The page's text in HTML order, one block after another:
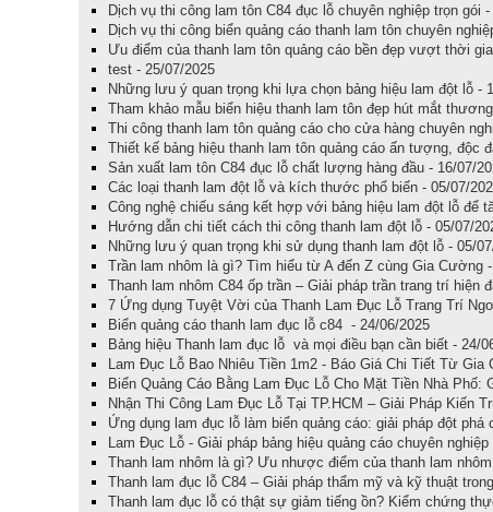
Dịch vụ thi công lam tôn C84 đục lỗ chuyên nghiệp trọn gói
Dịch vụ thi công biển quảng cáo thanh lam tôn chuyên
Ưu điểm của thanh lam tôn quảng cáo bền đẹp vượt thời
test - 25/07/2025
Những lưu ý quan trọng khi lựa chọn bảng hiệu lam đột lỗ -
Tham khảo mẫu biển hiệu thanh lam tôn đẹp hút mắt
Thi công thanh lam tôn quảng cáo cho cửa hàng chuyên
Thiết kế bảng hiệu thanh lam tôn quảng cáo ấn tượng, độc
Sản xuất lam tôn C84 đục lỗ chất lượng hàng đầu - 16/07/
Các loại thanh lam đột lỗ và kích thước phổ biến - 05/07/
Công nghệ chiếu sáng kết hợp với bảng hiệu lam đột lỗ để
Hướng dẫn chi tiết cách thi công thanh lam đột lỗ - 05/07/
Những lưu ý quan trọng khi sử dụng thanh lam đột lỗ - 05/
Trần lam nhôm là gì? Tìm hiểu từ A đến Z cùng Gia Cường
Thanh lam nhôm C84 ốp trần – Giải pháp trần trang trí hiện
7 Ứng dụng Tuyệt Vời của Thanh Lam Đục Lỗ Trang Trí
Biển quảng cáo thanh lam đục lỗ c84 - 24/06/2025
Bảng hiệu Thanh lam đục lỗ và mọi điều bạn cần biết - 24/
Lam Đục Lỗ Bao Nhiêu Tiền 1m2 - Báo Giá Chi Tiết Từ Gia
Biển Quảng Cáo Bằng Lam Đục Lỗ Cho Mặt Tiền Nhà
Nhận Thi Công Lam Đục Lỗ Tại TP.HCM – Giải Pháp Kiến
Ứng dụng lam đục lỗ làm biển quảng cáo: giải pháp đột phá
Lam Đục Lỗ - Giải pháp bảng hiệu quảng cáo chuyên
Thanh lam nhôm là gì? Ưu nhược điểm của thanh lam
Thanh lam đục lỗ C84 – Giải pháp thẩm mỹ và kỹ thuật
Thanh lam đục lỗ có thật sự giảm tiếng ồn? Kiểm chứng